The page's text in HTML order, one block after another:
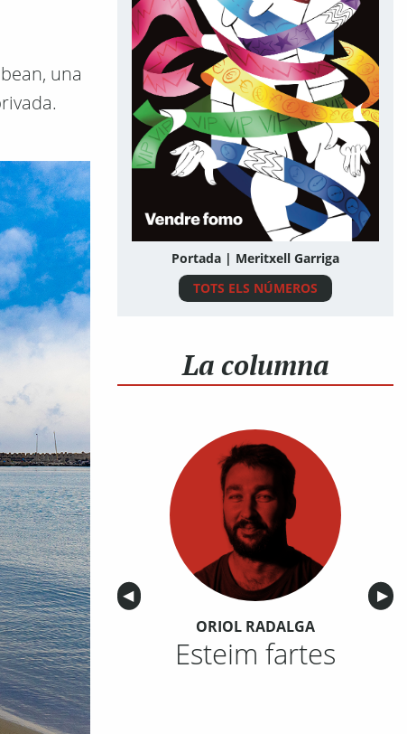
una
Portada | Meritxell Garriga
TOTS ELS NÚMEROS
La columna
Anterior
◀︎ ▶︎
ORIOL RADALGA
Esteim fartes